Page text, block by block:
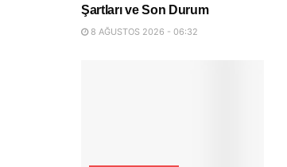
Şartları ve Son Durum
8 AĞUSTOS 2026 - 06:32